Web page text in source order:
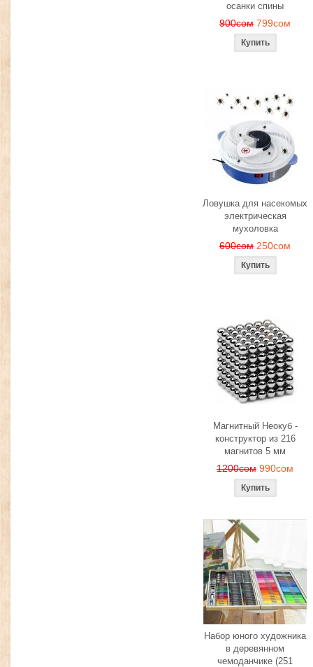
осанки спины
900сом 799сом
Ловушка для насекомых
электрическая
мухоловка
600сом 250сом
Магнитный Неокуб -
конструктор из 216
магнитов 5 мм
1200сом 990сом
Набор юного художника
в деревянном
чемоданчике (251